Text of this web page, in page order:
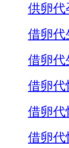
供卵代
借卵代
借卵代
借卵代
借卵代
借卵代